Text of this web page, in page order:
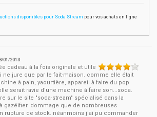
disponibles pour Soda Stream pour vos achats en ligne
01/2013
cadeau à la fois originale et utile
ne jure que par le fait-maison. comme elle était
à pain, yaourtière, appareil à faire du pop
serait ravie d'une machine à faire son...soda.
sur le site "soda-stream" spécialisé dans la
gazéifier. dommage que de nombreuses
rupture de stock. néanmoins j'ai pu commander